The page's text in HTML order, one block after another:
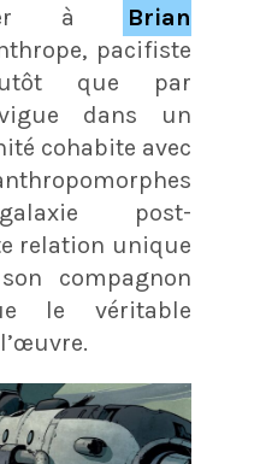
à
Brian
pacifiste
que par
dans un
cohabite avec
post-
relation unique
compagnon
le véritable